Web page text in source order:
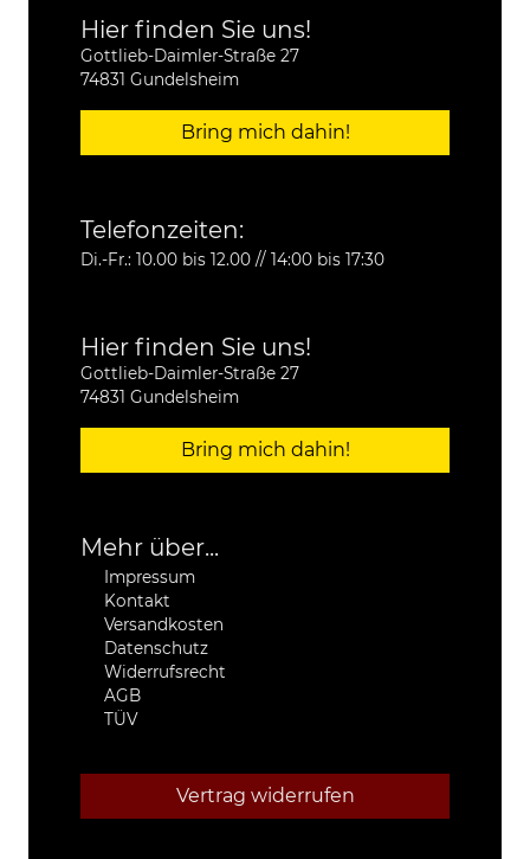
Hier finden Sie uns!
Gottlieb-Daimler-Straße 27
74831 Gundelsheim
Bring mich dahin!
Telefonzeiten:
Di.-Fr.: 10.00 bis 12.00 // 14:00 bis 17:30
Hier finden Sie uns!
Gottlieb-Daimler-Straße 27
74831 Gundelsheim
Bring mich dahin!
Mehr über...
Impressum
Kontakt
Versandkosten
Datenschutz
Widerrufsrecht
AGB
TÜV
Vertrag widerrufen